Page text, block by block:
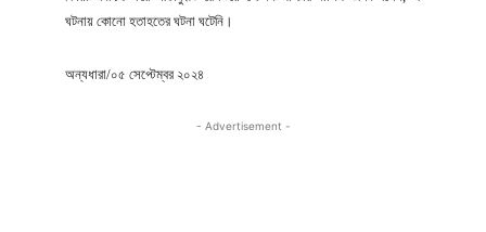
ঘটনায় কোনো হতাহতের ঘটনা ঘটেনি।
অন্যধারা/০৫ সেপ্টেম্বর ২০২৪
- Advertisement -